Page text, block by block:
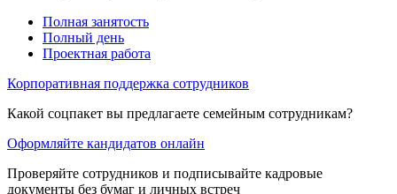
Полная занятость
Полный день
Проектная работа
Корпоративная поддержка сотрудников
Какой соцпакет вы предлагаете семейным сотрудникам?
Оформляйте кандидатов онлайн
Проверяйте сотрудников и подписывайте кадровые
документы без бумаг и личных встреч